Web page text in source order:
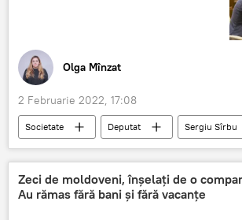
Olga Mînzat
2 Februarie 2022, 17:08
Societate Deputat
Sergiu Sîrbu
sirbu
reținut pentru 72 de ore
Zeci de moldoveni, înșelați de o
Au rămas fără bani și fără vacanțe